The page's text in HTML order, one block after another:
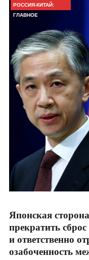
РОССИЯ-КИТАЙ:
ГЛАВНОЕ
Японская
прекратить
и ответственно
озабоченность